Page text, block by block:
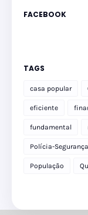
FACEBOOK
TAGS
casa popular
eficiente
fundamental
Polícia-
delegacia
População